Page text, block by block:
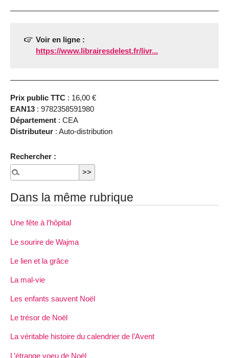
Voir en ligne :
https://www.librairesdelest.fr/livr...
Prix public TTC : 16,00 €
EAN13 : 9782358591980
Département : CEA
Distributeur : Auto-distribution
Rechercher :
Dans la même rubrique
Une fête à l’hôpital
Le sourire de Wajma
Le lien et la grâce
La mal-vie
Les enfants sauvent Noël
Le trésor de Noël
La véritable histoire du calendrier de l’Avent
L’étrange voeu de Noël